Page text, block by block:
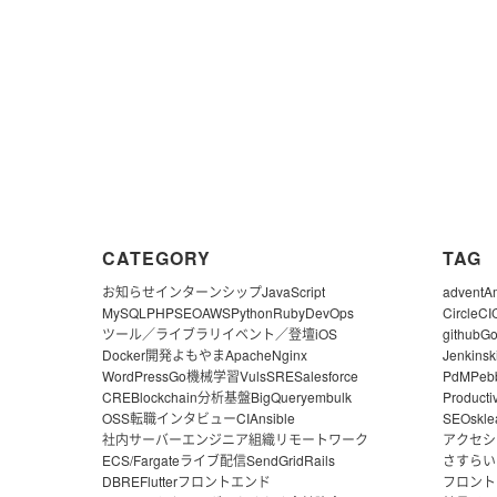
CATEGORY
お知らせインターンシップJavaScript
MySQL PHPSEOAWSPythonRubyDevOps
ツール／ライブラリイベント／登壇iOS
Docker開発よもやまApacheNginx
WordPressGo機械学習VulsSRESalesforce
CREBlockchain分析基盤BigQueryembulk
OSS転職インタビューCIAnsible
社内サーバーエンジニア組織リモートワーク
ECS/Fargateライブ配信SendGridRails
DBREFlutterフロントエンド
TAG
advent
CircleCI
githubGo
Jenkins
PdM
SEO
アクセ
さすら
フロン